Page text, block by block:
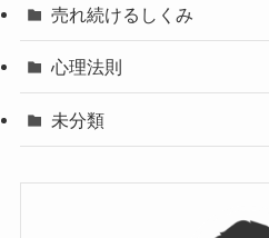
売れ続けるしくみ
心理法則
未分類